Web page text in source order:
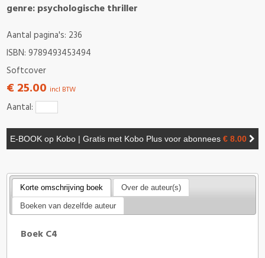
genre: psychologische thriller
Aantal pagina's: 236
ISBN: 9789493453494
Softcover
€ 25.00 incl BTW
Aantal:
E-BOOK op Kobo | Gratis met Kobo Plus voor abonnees € 8.00
Korte omschrijving boek Over de auteur(s)
Boeken van dezelfde auteur
Boek C4